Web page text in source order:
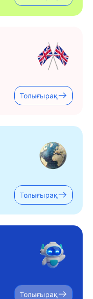
Толығырақ
Толығырақ
Толығырақ